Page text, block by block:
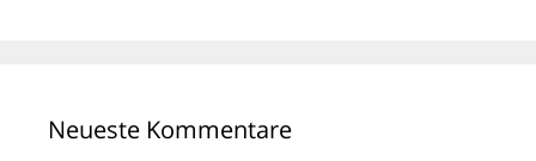
Neueste Kommentare